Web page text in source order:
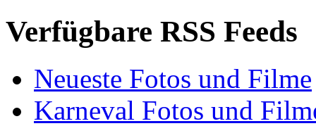
Verfügbare RSS Feeds
Neueste Fotos und Filme
Karneval Fotos und